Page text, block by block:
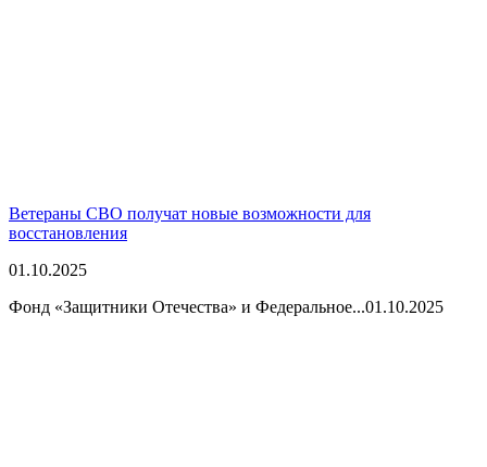
Ветераны СВО получат новые возможности для
восстановления
01.10.2025
Фонд «Защитники Отечества» и Федеральное...01.10.2025